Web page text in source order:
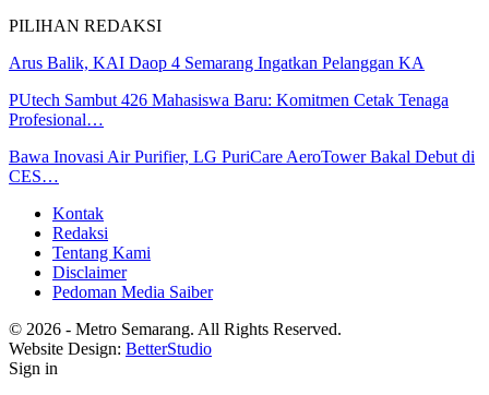
PILIHAN REDAKSI
Arus Balik, KAI Daop 4 Semarang Ingatkan Pelanggan KA
PUtech Sambut 426 Mahasiswa Baru: Komitmen Cetak Tenaga
Profesional…
Bawa Inovasi Air Purifier, LG PuriCare AeroTower Bakal Debut di
CES…
Kontak
Redaksi
Tentang Kami
Disclaimer
Pedoman Media Saiber
© 2026 - Metro Semarang. All Rights Reserved.
Website Design: BetterStudio
Sign in